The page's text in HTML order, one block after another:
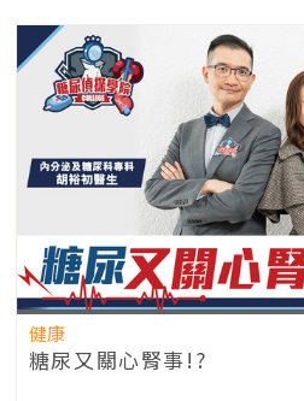
健康
糖尿又關心腎事!?